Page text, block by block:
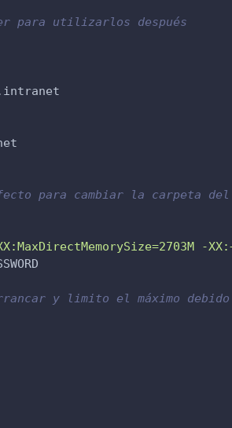
para utilizarlos después
para cambiar la
y limito el máximo